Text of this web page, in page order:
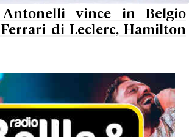
Antonelli vince in Belgio
di Leclerc, Hamilton